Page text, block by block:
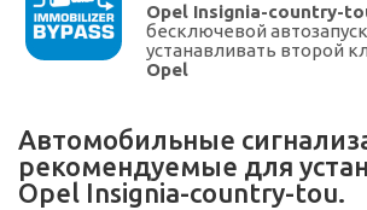
Opel Insignia-country-
бесключевой
устанавливать второй
Opel
Автомобильные
рекомендуемые для
Opel Insignia-country-tou.